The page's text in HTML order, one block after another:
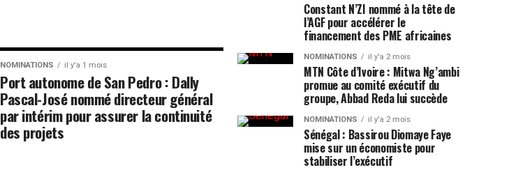
NOMINATIONS il y'a 1 mois
Port autonome de San Pedro : Dally
Pascal-José nommé directeur général
par intérim pour assurer la continuité
des projets
Constant N’ZI nommé à la tête de
l’AGF pour accélérer le
financement des PME africaines
NOMINATIONS il y'a 2 mois
MTN Côte d’Ivoire : Mitwa Ng’ambi
promue au comité exécutif du
groupe, Abbad Reda lui succède
NOMINATIONS il y'a 2 mois
Sénégal : Bassirou Diomaye Faye
mise sur un économiste pour
stabiliser l’exécutif